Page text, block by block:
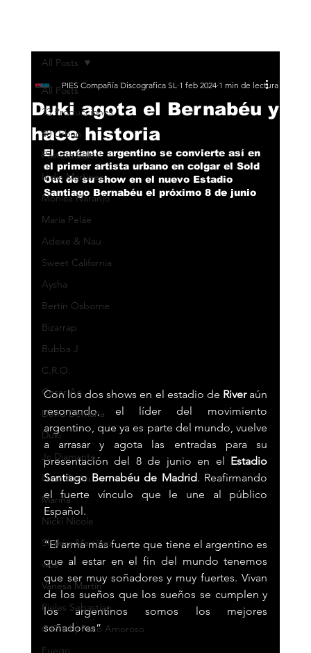
All Posts
33 Producciones
40 Urban
Pastora Soler
India Martínez
Monica Naranjo
María Peláe
Adexe & Nau
Sweet California
Aysha
Bertín Osborne
Bizarrap
Bubba J
C.R.O.
Cesar Ac
David DeMaría
Duki
Jc Diamante
Luna Zuazu
Marina
Nicki Nicole
Shakira Martínez
wos
Vanesa Martín
Pieles Sebastian
Ca7riel y Paco Amoroso
Fuego
All Posts
Duki agota el Bernabéu y
hace historia
PIES Compañía Discografica SL 1 feb 2024 1 min de lectura
El cantante argentino se convierte así en
el primer artista urbano en colgar el Sold
Out de su show en el nuevo Estadio
Santiago Bernabéu el próximo 8 de junio
Con los dos shows en el estadio de River aún
resonando, el líder del movimiento
argentino, que ya es parte del mundo, vuelve
a arrasar y agota las entradas para su
presentación del 8 de junio en el Estadio
Santiago Bernabéu de Madrid. Reafirmando
el fuerte vínculo que le une al público
Español.
“El arma más fuerte que tiene el argentino es
que al estar en el fin del mundo tenemos
que ser muy soñadores y muy fuertes. Vivan
de los sueños que los sueños se cumplen y
los argentinos somos los mejores
soñadores”